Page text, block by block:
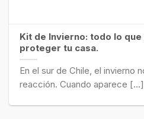
Kit de Invierno: todo lo
proteger tu casa.
En el sur de Chile, el invierno
reacción. Cuando aparece [...]